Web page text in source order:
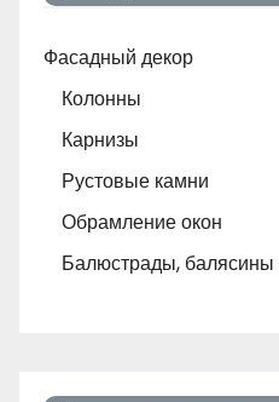
Фасадный декор
Колонны
Карнизы
Рустовые камни
Обрамление окон
Балюстрады, балясины